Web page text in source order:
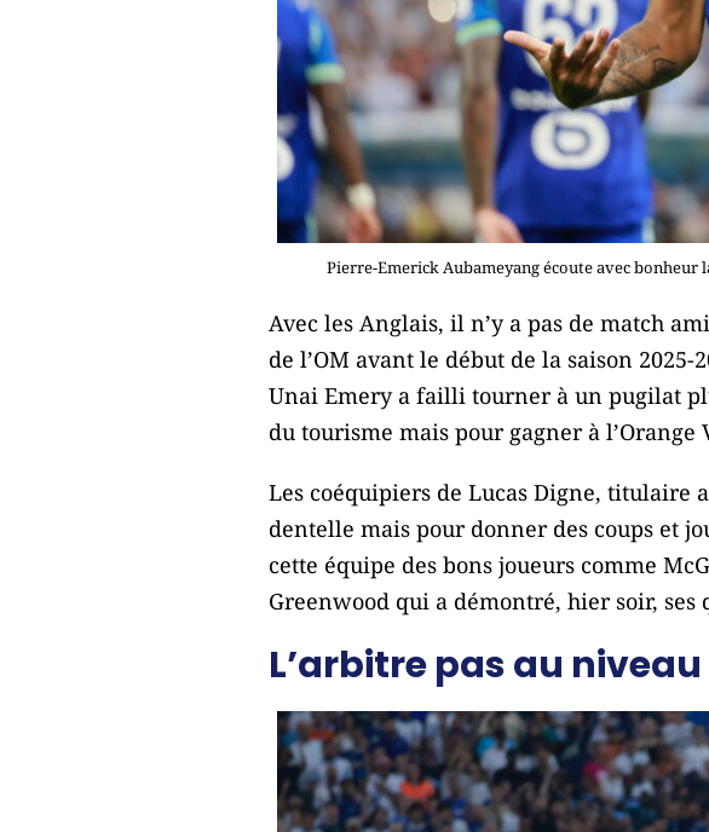
Pierre-Emerick Aubameyang écoute avec
Avec les Anglais, il n’y a pas de match
de l’OM avant le début de la saison
Unai Emery a failli tourner à un pugilat
du tourisme mais pour gagner à l’Orange
Les coéquipiers de Lucas Digne, titulaire
dentelle mais pour donner des coups et
cette équipe des bons joueurs comme
Greenwood qui a démontré, hier soir,
L’arbitre pas au niveau